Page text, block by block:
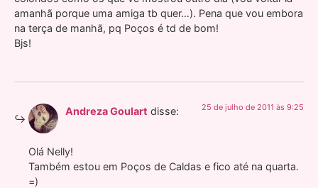
amanhã porque uma amiga tb quer…). Pena que vou embora
na terça de manhã, pq Poços é td de bom!
Bjs!
Andreza Goulart disse: 25 de julho de 2011 às 9:25
Olá Nelly!
Também estou em Poços de Caldas e fico até na quarta.
=)